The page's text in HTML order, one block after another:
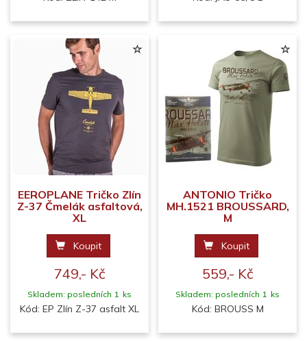
EEROPLANE Tričko Zlín
Z-37 Čmelák asfaltová,
XL
Koupit
749,- Kč
Skladem: posledních 1 ks
Kód: EP Zlín Z-37 asfalt XL
ANTONIO Tričko
MH.1521 BROUSSARD,
M
Koupit
559,- Kč
Skladem: posledních 1 ks
Kód: BROUSS M